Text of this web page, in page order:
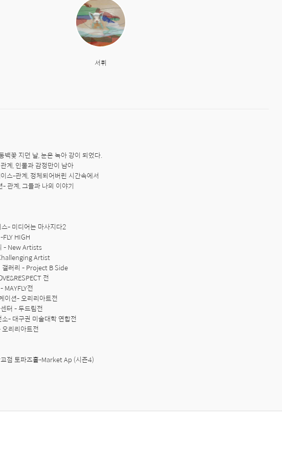
서휘
꽃 지던 날, 눈은 녹아 강이 되었다.
스-관계, 정체되어버린 시간속에서
관계, 그들과 나의 이야기
- 미디어는 마사지다2
HIGH
- New Artists
Artist
러리 - Project B Side
전
전
이션- 오리리아트전
터 - 두드림전
- 대구권 미술대학 연합전
리리아트전
점 토파즈홀-Market Ap (시즌4)